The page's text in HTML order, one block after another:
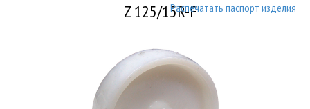
Z 125/15R-FРаспечатать паспорт изделия